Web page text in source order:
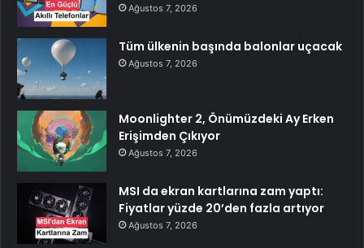
Ağustos 7, 2026
Tüm ülkenin başında balonlar uçacak
Ağustos 7, 2026
Moonlighter 2, Önümüzdeki Ay Erken
Erişimden Çıkıyor
Ağustos 7, 2026
MSI da ekran kartlarına zam yaptı:
Fiyatlar yüzde 20’den fazla artıyor
Ağustos 7, 2026